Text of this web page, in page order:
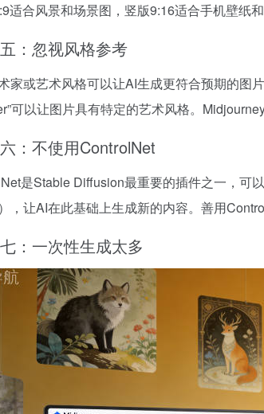
适合风景和场景图，竖版9:16适合手机壁纸
：忽视风格参考
家或艺术风格可以让AI生成更符合预期的图
可以让图片具有特定的艺术风格。
：不使用ControlNet
是Stable Diffusion最重要的插件之一，可
，让AI在此基础上生成新的内容。善用
：一次性生成太多